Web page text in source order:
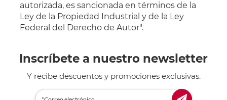
autorizada, es sancionada en términos de la
Ley de la Propiedad Industrial y de la Ley
Federal del Derecho de Autor".
Inscríbete a nuestro newsletter
Y recibe descuentos y promociones exclusivas.